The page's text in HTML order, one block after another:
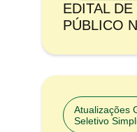
EDITAL
PÚBLICO
Atualizações
Seletivo